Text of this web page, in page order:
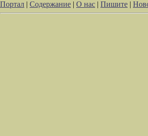
Портал | Содержание | О нас | Пишите |